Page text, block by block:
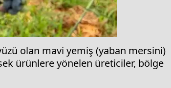
olan mavi yemiş (yaban mersini)
ürünlere yönelen üreticiler, bölge